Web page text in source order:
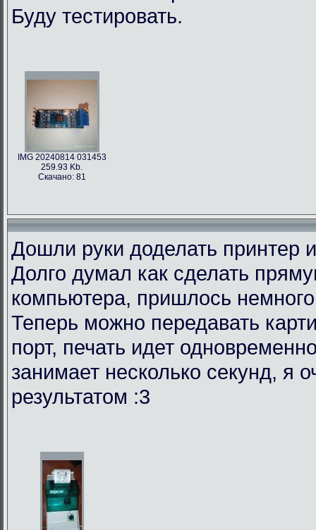
Буду тестировать.
IMG 20240814 031453
259.93 Kb.
Скачано: 81
Дошли руки доделать принтер
Долго думал как сделать
компьютера, пришлось немного
Теперь можно передавать
порт, печать идет
занимает несколько секунд, я
результатом :3